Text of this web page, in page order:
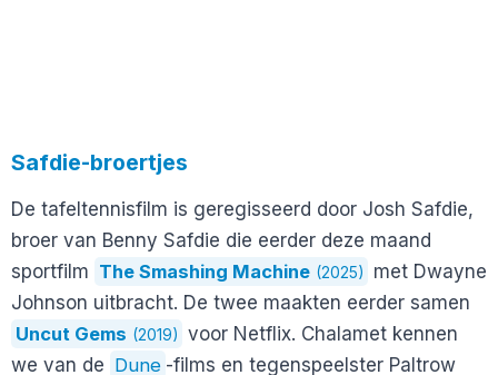
Safdie-broertjes
De tafeltennisfilm is geregisseerd door Josh Safdie,
broer van Benny Safdie die eerder deze maand
sportfilm The Smashing Machine (2025)
met Dwayne
Johnson uitbracht. De twee maakten eerder samen
Uncut Gems (2019)
voor Netflix. Chalamet kennen
we van de Dune -films en tegenspeelster Paltrow